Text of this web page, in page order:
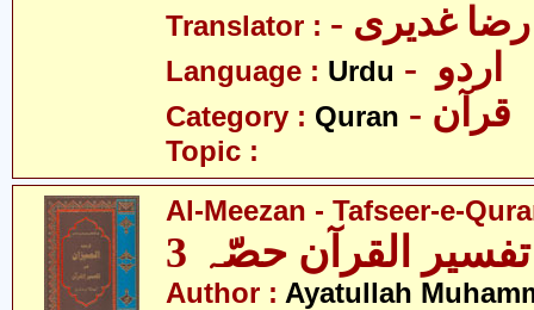
Translator : رضا غدیری
Language : Urdu
Category : Quran - قرآن
Topic :
Al-Meezan - Tafseer-e-
القرآن حصّہ 3
Author : Ayatullah